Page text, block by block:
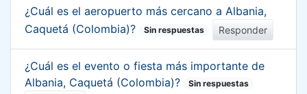
¿Cuál es el aeropuerto más cercano a Albania,
Caquetá (Colombia)?
Sin respuestas Responder
¿Cuál es el evento o fiesta más importante de
Albania, Caquetá (Colombia)?
Sin respuestas